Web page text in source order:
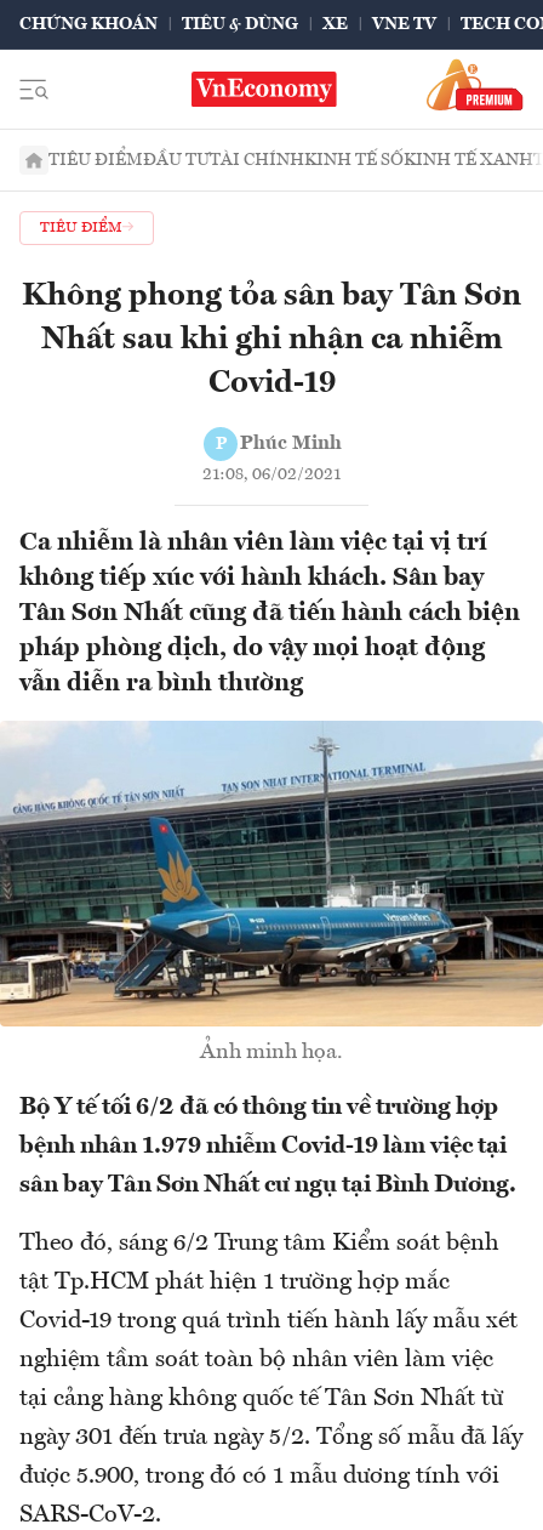
CHỨNG KHOÁN TIÊU & DÙNG XE VNE TV TECH
TIÊU ĐIỂMĐẦU TƯTÀI CHÍNHKINH TẾ SỐKINH TẾ XANH
TIÊU ĐIỂM
Không phong tỏa sân bay Tân Sơn
Nhất sau khi ghi nhận ca nhiễm
Covid-19
P Phúc Minh
21:08, 06/02/2021
Ca nhiễm là nhân viên làm việc tại vị trí
không tiếp xúc với hành khách. Sân bay
Tân Sơn Nhất cũng đã tiến hành cách biện
pháp phòng dịch, do vậy mọi hoạt động
vẫn diễn ra bình thường
Ảnh minh họa.
Bộ Y tế tối 6/2 đã có thông tin về trường hợp
bệnh nhân 1.979 nhiễm Covid-19 làm việc tại
sân bay Tân Sơn Nhất cư ngụ tại Bình Dương.
Theo đó, sáng 6/2 Trung tâm Kiểm soát bệnh
tật Tp.HCM phát hiện 1 trường hợp mắc
Covid-19 trong quá trình tiến hành lấy mẫu xét
nghiệm tầm soát toàn bộ nhân viên làm việc
tại cảng hàng không quốc tế Tân Sơn Nhất từ
ngày 301 đến trưa ngày 5/2. Tổng số mẫu đã lấy
được 5.900, trong đó có 1 mẫu dương tính với
SARS-CoV-2.